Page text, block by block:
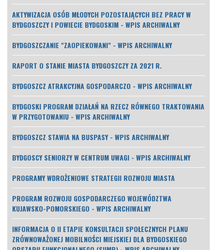
AKTYWIZACJA OSÓB MŁODYCH POZOSTAJĄCYCH BEZ PRACY W
BYDGOSZCZY I POWIECIE BYDGOSKIM - WPIS ARCHIWALNY
BYDGOSZCZANIE "ZAOPIEKOWANI" - WPIS ARCHIWALNY
RAPORT O STANIE MIASTA BYDGOSZCZY ZA 2021 R.
BYDGOSZCZ ATRAKCYJNA GOSPODARCZO - WPIS ARCHIWALNY
BYDGOSKI PROGRAM DZIAŁAŃ NA RZECZ RÓWNEGO TRAKTOWANIA
W PRZYGOTOWANIU - WPIS ARCHIWALNY
BYDGOSZCZ STAWIA NA BUSPASY - WPIS ARCHIWALNY
BYDGOSCY SENIORZY W CENTRUM UWAGI - WPIS ARCHIWALNY
PROGRAMY WDROŻENIOWE STRATEGII ROZWOJU MIASTA
PROGRAM ROZWOJU GOSPODARCZEGO WOJEWÓDZTWA
KUJAWSKO-POMORSKIEGO - WPIS ARCHIWALNY
INFORMACJA O II ETAPIE KONSULTACJI SPOŁECZNYCH PLANU
ZRÓWNOWAŻONEJ MOBILNOŚCI MIEJSKIEJ DLA BYDGOSKIEGO